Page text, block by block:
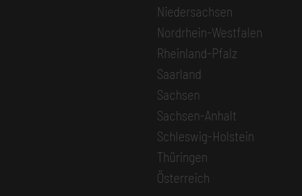
Niedersachsen
Nordrhein-Westfalen
Rheinland-Pfalz
Saarland
Sachsen
Sachsen-Anhalt
Schleswig-Holstein
Thüringen
Österreich